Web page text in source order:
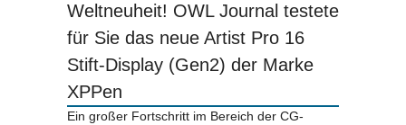
Weltneuheit! OWL Journal testete
für Sie das neue Artist Pro 16
Stift-Display (Gen2) der Marke
XPPen
Ein großer Fortschritt im Bereich der CG-